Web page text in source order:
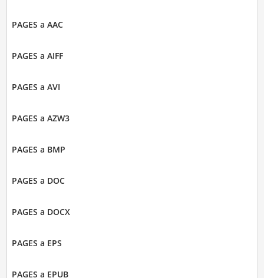
PAGES a AAC
PAGES a AIFF
PAGES a AVI
PAGES a AZW3
PAGES a BMP
PAGES a DOC
PAGES a DOCX
PAGES a EPS
PAGES a EPUB